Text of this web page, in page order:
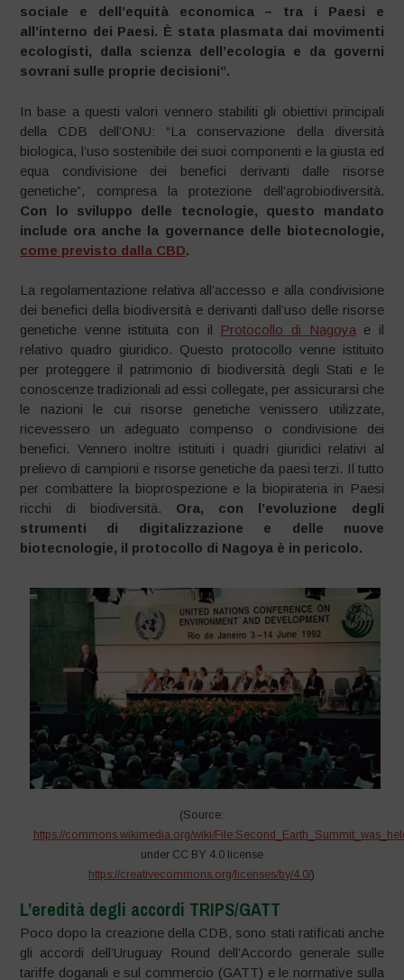
sociale e dell’equità economica – tra i Paesi e
all’interno dei Paesi. È stata plasmata dai movimenti
ecologisti, dalla scienza dell’ecologia e da governi
sovrani sulle proprie decisioni”.
In base a questi valori vennero stabiliti gli obiettivi principali
della CDB dell’ONU: “La conservazione della diversità
biologica, l’uso sostenibile dei suoi componenti e la giusta ed
equa condivisione dei benefici derivanti dalle risorse
genetiche”, compresa la protezione dell’agrobiodiversità.
Con lo sviluppo delle tecnologie, questo mandato
include ora anche la governance delle biotecnologie,
come previsto dalla CBD.
La regolamentazione relativa all’accesso e alla condivisione
dei benefici della biodiversità e derivanti dall’uso delle risorse
genetiche venne istituita con il Protocollo di Nagoya e il
relativo quadro giuridico. Questo protocollo venne istituito
per proteggere il patrimonio di biodiversità degli Stati e le
conoscenze tradizionali ad essi collegate, per assicurarsi che
le nazioni le cui risorse genetiche venissero utilizzate,
ricevessero un adeguato compenso o condivisione dei
benefici. Vennero inoltre istituiti i quadri giuridici relativi al
prelievo di campioni e risorse genetiche da paesi terzi. Il tutto
per combattere la bioprospezione e la biopirateria in Paesi
ricchi di biodiversità. Ora, con l’evoluzione degli
strumenti di digitalizzazione e delle nuove
biotecnologie, il protocollo di Nagoya è in pericolo.
(Source:
https://commons.wikimedia.org/wiki/
under CC BY 4.0 license
https://creativecommons.org/licenses/by/4.0/)
L’eredità degli accordi TRIPS/GATT
Poco dopo la creazione della CDB, sono stati ratificati anche
gli accordi dell’Uruguay Round dell’Accordo generale sulle
tariffe doganali e sul commercio (GATT) e le normative sulla